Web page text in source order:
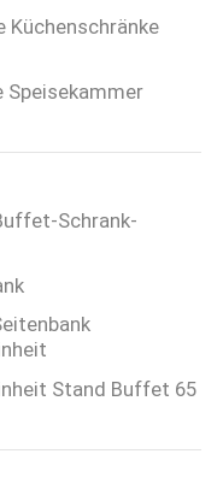
Küchenschränke
Speisekammer
Schrank-
Stand Buffet 65